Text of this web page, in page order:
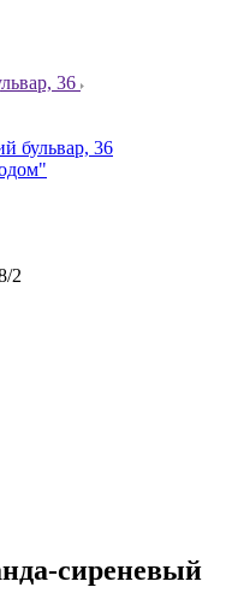
36
бульвар, 36
2
сиреневый